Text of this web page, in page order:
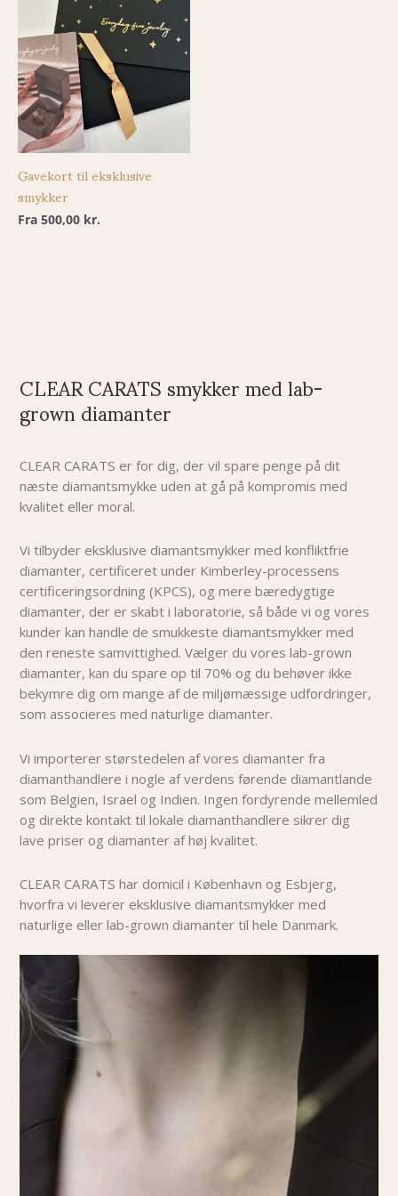
Gavekort til eksklusive
smykker
Fra 500,00 kr.
CLEAR CARATS smykker med lab-
grown diamanter
CLEAR CARATS er for dig, der vil spare penge på dit
næste diamantsmykke uden at gå på kompromis med
kvalitet eller moral.
Vi tilbyder eksklusive diamantsmykker med konfliktfrie
diamanter, certificeret under Kimberley-processens
certificeringsordning (KPCS), og mere bæredygtige
diamanter, der er skabt i laboratorie, så både vi og vores
kunder kan handle de smukkeste diamantsmykker med
den reneste samvittighed. Vælger du vores lab-grown
diamanter, kan du spare op til 70% og du behøver ikke
bekymre dig om mange af de miljømæssige udfordringer,
som associeres med naturlige diamanter.
Vi importerer størstedelen af vores diamanter fra
diamanthandlere i nogle af verdens førende diamantlande
som Belgien, Israel og Indien. Ingen fordyrende mellemled
og direkte kontakt til lokale diamanthandlere sikrer dig
lave priser og diamanter af høj kvalitet.
CLEAR CARATS har domicil i København og Esbjerg,
hvorfra vi leverer eksklusive diamantsmykker med
naturlige eller lab-grown diamanter til hele Danmark.